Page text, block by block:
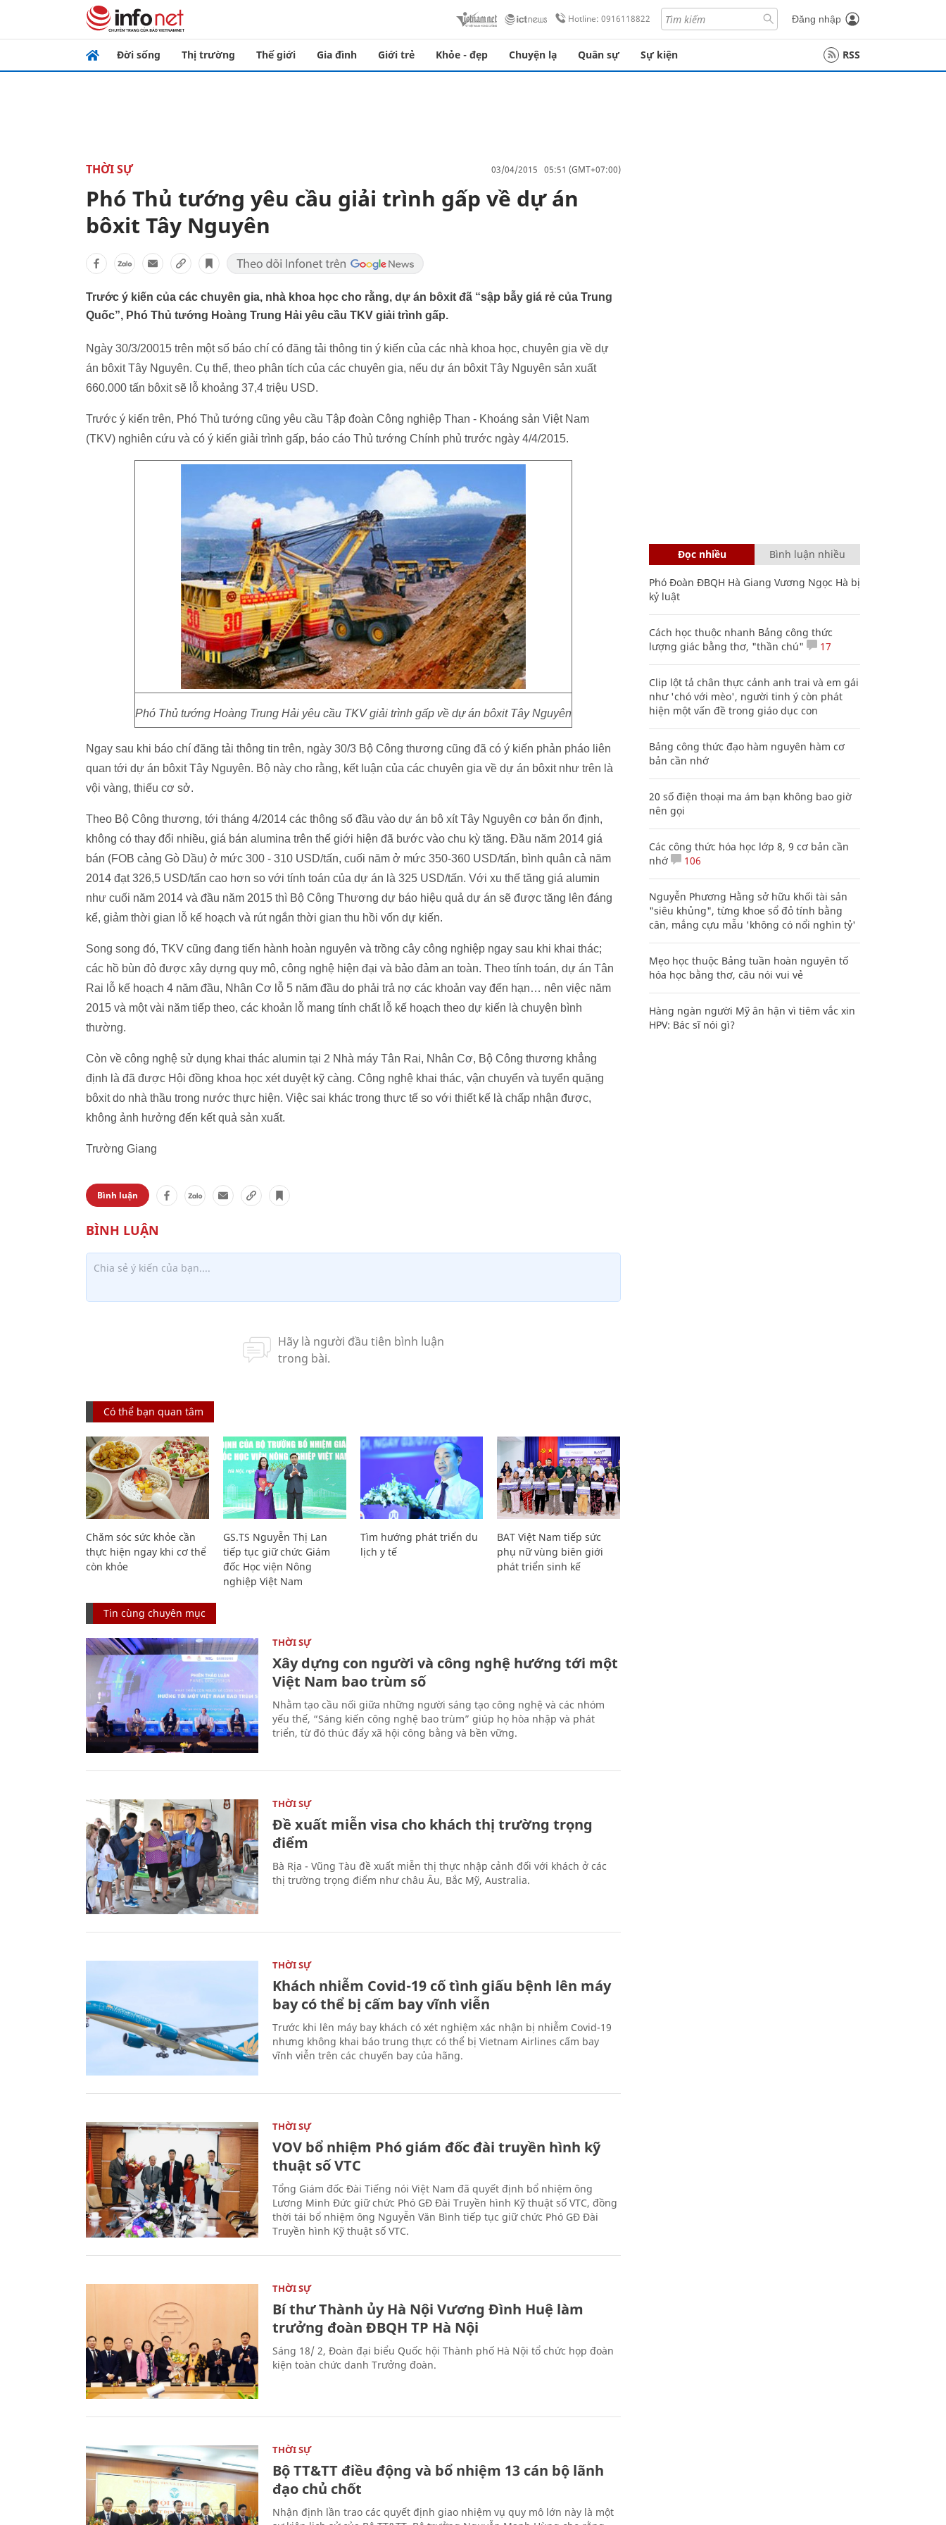
Hotline: 0916118822 Đăng nhập
Đời sống Thị trường Thế giới Gia đình Giới trẻ Khỏe - đẹp Chuyện lạ Quân sự Sự kiện RSS
THỜI SỰ 03/04/2015 05:51 (GMT+07:00)
Phó Thủ tướng yêu cầu giải trình gấp về dự án
bôxit Tây Nguyên
Trước ý kiến của các chuyên gia, nhà khoa học cho rằng, dự án bôxit đã “sập bẫy giá rẻ của Trung
Quốc”, Phó Thủ tướng Hoàng Trung Hải yêu cầu TKV giải trình gấp.
Ngày 30/3/20015 trên một số báo chí có đăng tải thông tin ý kiến của các nhà khoa học, chuyên gia về dự
án bôxit Tây Nguyên. Cụ thể, theo phân tích của các chuyên gia, nếu dự án bôxit Tây Nguyên sản xuất
660.000 tấn bôxit sẽ lỗ khoảng 37,4 triệu USD.
Trước ý kiến trên, Phó Thủ tướng cũng yêu cầu Tập đoàn Công nghiệp Than - Khoáng sản Việt Nam
(TKV) nghiên cứu và có ý kiến giải trình gấp, báo cáo Thủ tướng Chính phủ trước ngày 4/4/2015.
Phó Thủ tướng Hoàng Trung Hải yêu cầu TKV giải trình gấp về dự án bôxit Tây Nguyên
Ngay sau khi báo chí đăng tải thông tin trên, ngày 30/3 Bộ Công thương cũng đã có ý kiến phản pháo liên
quan tới dự án bôxit Tây Nguyên. Bộ này cho rằng, kết luận của các chuyên gia về dự án bôxit như trên là
vội vàng, thiếu cơ sở.
Theo Bộ Công thương, tới tháng 4/2014 các thông số đầu vào dự án bô xít Tây Nguyên cơ bản ổn định,
không có thay đổi nhiều, giá bán alumina trên thế giới hiện đã bước vào chu kỳ tăng. Đầu năm 2014 giá
bán (FOB cảng Gò Dầu) ở mức 300 - 310 USD/tấn, cuối năm ở mức 350-360 USD/tấn, bình quân cả năm
2014 đạt 326,5 USD/tấn cao hơn so với tính toán của dự án là 325 USD/tấn. Với xu thế tăng giá alumin
như cuối năm 2014 và đầu năm 2015 thì Bộ Công Thương dự báo hiệu quả dự án sẽ được tăng lên đáng
kể, giảm thời gian lỗ kế hoạch và rút ngắn thời gian thu hồi vốn dự kiến.
Song song đó, TKV cũng đang tiến hành hoàn nguyên và trồng cây công nghiệp ngay sau khi khai thác;
các hồ bùn đỏ được xây dựng quy mô, công nghệ hiện đại và bảo đảm an toàn. Theo tính toán, dự án Tân
Rai lỗ kế hoạch 4 năm đầu, Nhân Cơ lỗ 5 năm đầu do phải trả nợ các khoản vay đến hạn… nên việc năm
2015 và một vài năm tiếp theo, các khoản lỗ mang tính chất lỗ kế hoạch theo dự kiến là chuyện bình
thường.
Còn về công nghệ sử dụng khai thác alumin tại 2 Nhà máy Tân Rai, Nhân Cơ, Bộ Công thương khẳng
định là đã được Hội đồng khoa học xét duyệt kỹ càng. Công nghệ khai thác, vận chuyển và tuyển quặng
bôxit do nhà thầu trong nước thực hiện. Việc sai khác trong thực tế so với thiết kế là chấp nhận được,
không ảnh hưởng đến kết quả sản xuất.
Trường Giang
Bình luận
Có thể bạn quan tâm
Chăm sóc sức khỏe cần
thực hiện ngay khi cơ thể
còn khỏe
GS.TS Nguyễn Thị Lan
tiếp tục giữ chức Giám
đốc Học viện Nông
nghiệp Việt Nam
Tìm hướng phát triển du
lịch y tế
BAT Việt Nam tiếp sức
phụ nữ vùng biên giới
phát triển sinh kế
Tin cùng chuyên mục
THỜI SỰ
Xây dựng con người và công nghệ hướng tới một
Việt Nam bao trùm số
Nhằm tạo cầu nối giữa những người sáng tạo công nghệ và các nhóm
yếu thế, “Sáng kiến công nghệ bao trùm” giúp họ hòa nhập và phát
triển, từ đó thúc đẩy xã hội công bằng và bền vững.
THỜI SỰ
Đề xuất miễn visa cho khách thị trường trọng
điểm
Bà Rịa - Vũng Tàu đề xuất miễn thị thực nhập cảnh đối với khách ở các
thị trường trọng điểm như châu Âu, Bắc Mỹ, Australia.
THỜI SỰ
Khách nhiễm Covid-19 cố tình giấu bệnh lên máy
bay có thể bị cấm bay vĩnh viễn
Trước khi lên máy bay khách có xét nghiệm xác nhận bị nhiễm Covid-19
nhưng không khai báo trung thực có thể bị Vietnam Airlines cấm bay
vĩnh viễn trên các chuyến bay của hãng.
THỜI SỰ
VOV bổ nhiệm Phó giám đốc đài truyền hình kỹ
thuật số VTC
Tổng Giám đốc Đài Tiếng nói Việt Nam đã quyết định bổ nhiệm ông
Lương Minh Đức giữ chức Phó GĐ Đài Truyền hình Kỹ thuật số VTC, đồng
thời tái bổ nhiệm ông Nguyễn Văn Bình tiếp tục giữ chức Phó GĐ Đài
Truyền hình Kỹ thuật số VTC.
THỜI SỰ
Bí thư Thành ủy Hà Nội Vương Đình Huệ làm
trưởng đoàn ĐBQH TP Hà Nội
Sáng 18/ 2, Đoàn đại biểu Quốc hội Thành phố Hà Nội tổ chức họp đoàn
kiện toàn chức danh Trưởng đoàn.
THỜI SỰ
Bộ TT&TT điều động và bổ nhiệm 13 cán bộ lãnh
đạo chủ chốt
Nhận định lần trao các quyết định giao nhiệm vụ quy mô lớn này là một
Đọc nhiều Bình luận nhiều
Phó Đoàn ĐBQH Hà Giang Vương Ngọc Hà bị
kỷ luật
Cách học thuộc nhanh Bảng công thức
lượng giác bằng thơ, "thần chú"
17
Clip lột tả chân thực cảnh anh trai và em gái
như 'chó với mèo', người tinh ý còn phát
hiện một vấn đề trong giáo dục con
Bảng công thức đạo hàm nguyên hàm cơ
bản cần nhớ
20 số điện thoại ma ám bạn không bao giờ
nên gọi
Các công thức hóa học lớp 8, 9 cơ bản cần
nhớ
106
Nguyễn Phương Hằng sở hữu khối tài sản
"siêu khủng", từng khoe sổ đỏ tính bằng
cân, mắng cựu mẫu 'không có nổi nghìn tỷ'
Mẹo học thuộc Bảng tuần hoàn nguyên tố
hóa học bằng thơ, câu nói vui vẻ
Hàng ngàn người Mỹ ân hận vì tiêm vắc xin
HPV: Bác sĩ nói gì?